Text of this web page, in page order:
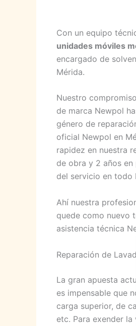
Con un equipo
unidades móviles
encargado de
Mérida.
Nuestro
de marca Newpol
género de
oficial Newpol en
rapidez en nuestra
de obra y 2 años
del servicio en todo
Ahí nuestra
quede como nuevo
asistencia técnica
Reparación de
La gran apuesta
es impensable que
carga superior, de
etc. Para exender